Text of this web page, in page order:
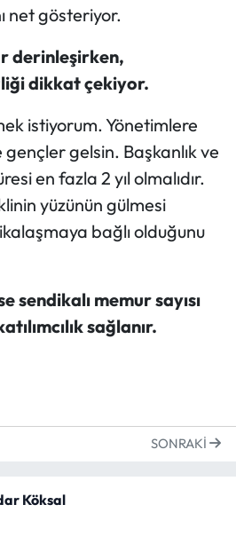
net gösteriyor.
derinleşirken,
dikkat çekiyor.
istiyorum. Yönetimlere
gelsin. Başkanlık ve
en fazla 2 yıl olmalıdır.
yüzünün gülmesi
bağlı olduğunu
sendikalı memur sayısı
sağlanır.
SONRAKI
Köksal